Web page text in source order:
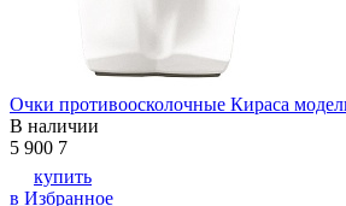
Очки противоосколочные Кираса
В наличии
5 900 7
купить
в Избранное